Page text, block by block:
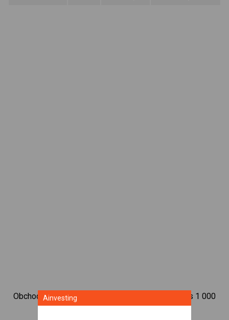
Obchodujte na obchodní platformě Ainvesting přes 1 000
mezinárodních akcií.
Ainvesting